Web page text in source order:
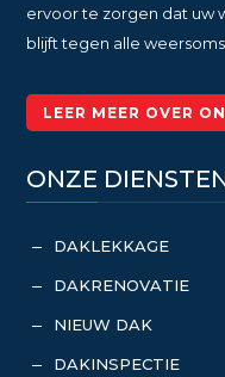
ervoor te zorgen dat uw
blijft tegen alle
LEER MEER OVER
ONZE
K DAKLEKKAGE
K DAKRENOVATIE
K NIEUW DAK
K DAKINSPECTIE